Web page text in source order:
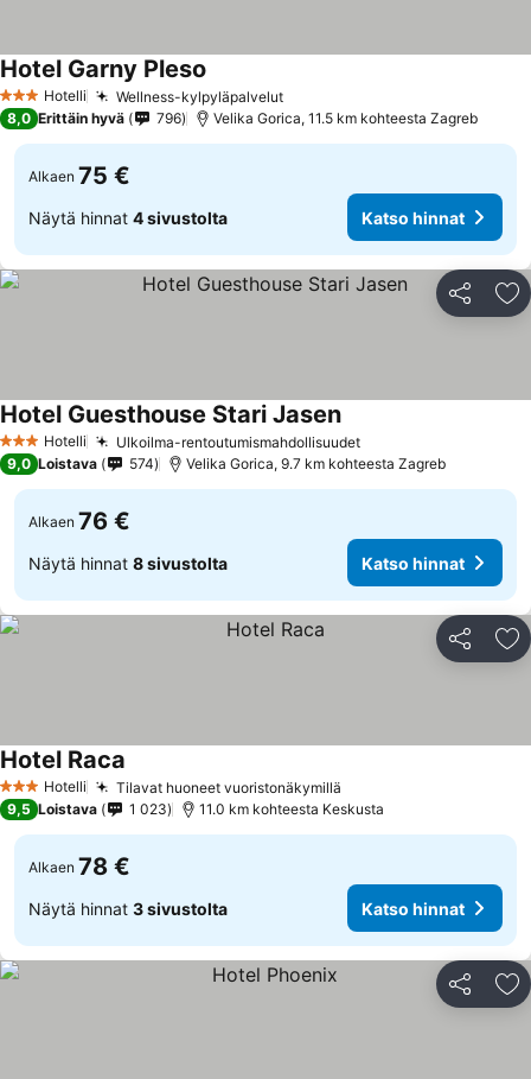
3 Tähtiluokitus
Hotelli Wellness-kylpyläpalvelutKatso hinnat
Hotel Garny Pleso
8,0 Erittäin hyvä 796 Velika Gorica, 11.5 km kohteesta Zagreb
Alkaen 75 €
Näytä hinnat 4 sivustolta Katso hinnat
Jaa
3 Tähtiluokitus
Hotelli Ulkoilma-rentoutumismahdollisuudetKatso hinnat
Hotel Guesthouse Stari JasenKatso hinnat
9,0 Loistava 574 Velika Gorica, 9.7 km kohteesta Zagreb
Alkaen 76 €
Näytä hinnat 8 sivustolta Katso hinnat
Jaa
3 Tähtiluokitus
Hotelli Tilavat huoneet vuoristonäkymillä
Hotel Raca
9,5 Loistava 1 023 11.0 km kohteesta Keskusta
Alkaen 78 €
Näytä hinnat 3 sivustolta Katso hinnat
Jaa